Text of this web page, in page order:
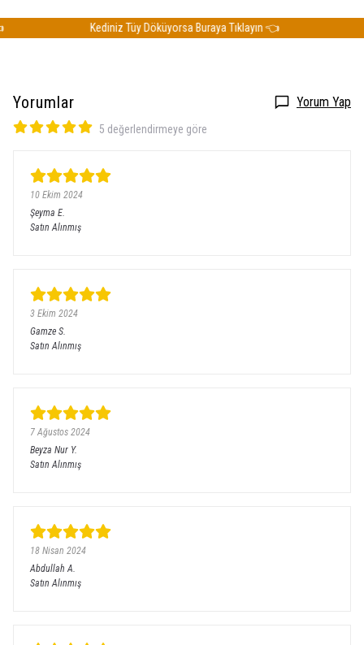
Kediniz Tüy Döküyorsa Buraya Tıklayın 👈
Yorumlar Yorum Yap
5 değerlendirmeye göre
10 Ekim 2024
Şeyma E.
Satın Alınmış
3 Ekim 2024
Gamze S.
Satın Alınmış
7 Ağustos 2024
Beyza Nur Y.
Satın Alınmış
18 Nisan 2024
Abdullah A.
Satın Alınmış